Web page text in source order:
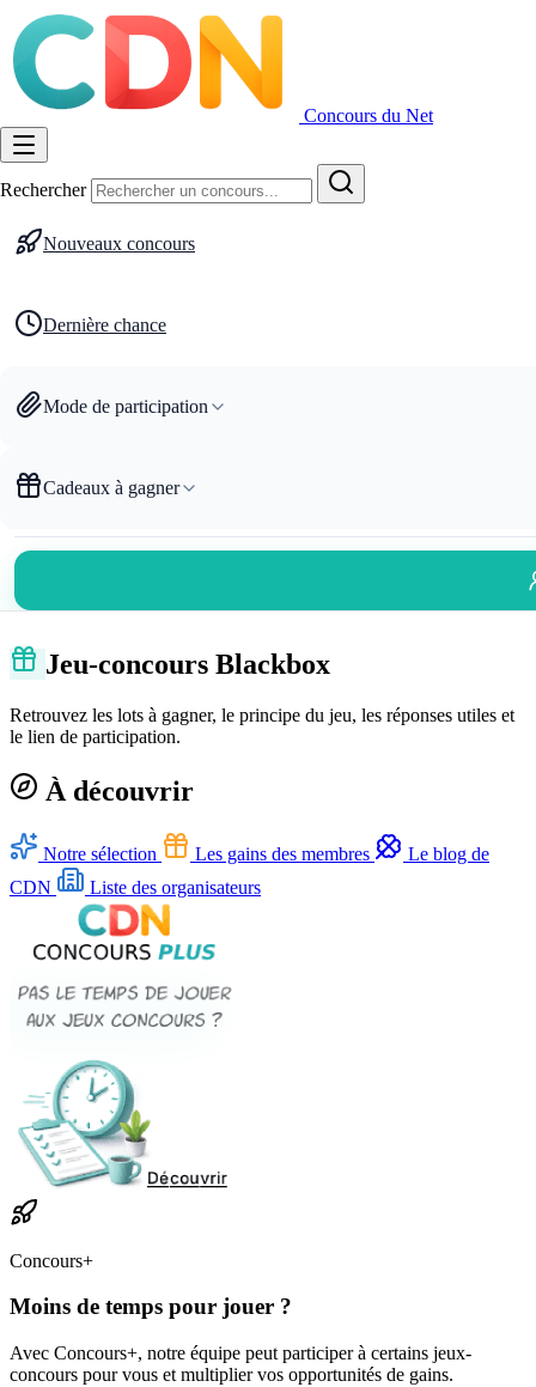
Concours du Net
Rechercher
Nouveaux concours
Dernière chance
Mode de participation
Cadeaux à gagner
Jeu-concours Blackbox
Retrouvez les lots à gagner, le principe du jeu, les réponses utiles et
le lien de participation.
À découvrir
Notre sélection Les gains des membres
Le blog de
CDN
Liste des organisateurs
Concours+
Moins de temps pour jouer ?
Avec Concours+, notre équipe peut participer à certains jeux-
concours pour vous et multiplier vos opportunités de gains.